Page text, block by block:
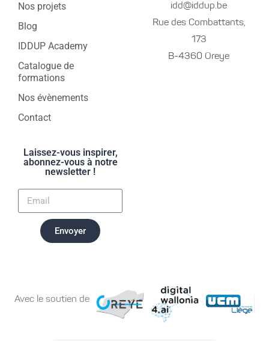
Nos projets
Blog
IDDUP Academy
Catalogue de
formations
Nos évènements
Contact
idd@iddup.be
Rue des Combattants,
173
B-4360 Oreye
Laissez-vous inspirer,
abonnez-vous à notre
newsletter !
Envoyer
Avec le soutien de